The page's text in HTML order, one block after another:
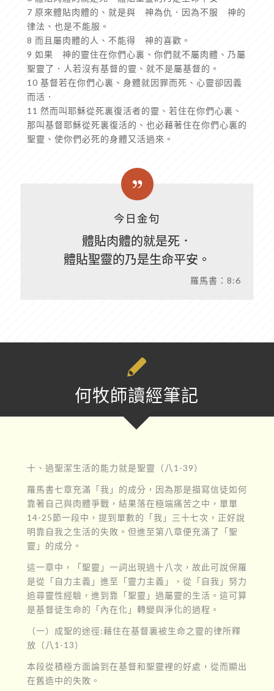
7 原來體貼肉體的、就是與 神為仇．因為不服 神的
律法、也是不能服。
8 而且屬肉體的人、不能得 神的喜歡。
9 如果 神的靈住在你們心裏、你們就不屬肉體、乃屬
聖靈了．人若沒有基督的靈、就不是屬基督的。
10 基督若在你們心裏、身體就因罪而死、心靈卻因義
而活．
11 然而叫耶穌從死裏復活者的靈、若住在你們心裏、
那叫基督耶穌從死裏復活的、也必藉著住在你們心裏的
聖靈、使你們必死的身體又活過來。
今日金句
體貼肉體的就是死．
體貼聖靈的乃是生命平安。
羅馬書：8:6
何牧師讀經筆記
十、過聖潔生活的能力就是聖靈（八1-39）
羅馬書七章充滿「我」的成分，因為那是描寫信徒如何
靠著自己與肉體爭戰，結果落在極端痛苦之中，單單
14-25節一段中，提到單數的「我」三十七次，正好說
明靠自我之生活的失敗。但進至第八章便充滿了「聖
靈」的成分。
這一章中，「聖靈」一詞出現過十八次，故此可說保羅
是從「自力主義」進至「靈力主義」，從「自我」努力
追尋靈性經驗，進到靠「聖靈」過屬靈的生活。這可算
是基督徒生命的「內在化」轉變與淨化的過程。
（一）成聖的途徑:藉住在基督裏被生命之靈的律所釋
放（八1-13）
本段從積極方面論到在基督和聖靈裡的好處，從而顯出
在舊造中的失敗。